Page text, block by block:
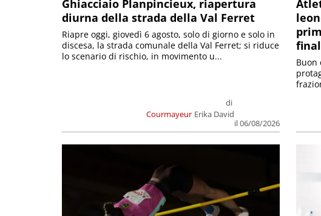
Ghiacciaio Planpincieux, riapertura
diurna della strada della Val Ferret
Courmayeur
di
Erika David
il 06/08/2026
Riapre oggi, giovedì 6 agosto, solo di giorno e solo in
discesa, la strada comunale della Val Ferret; si riduce
lo scenario di rischio, in movimento u...
Buon